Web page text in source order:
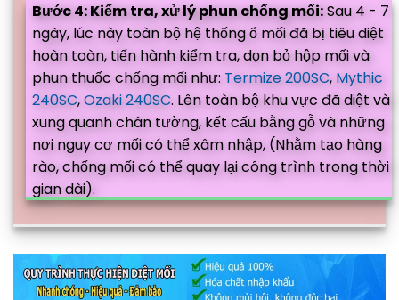
Bước 4: Kiểm tra, xử lý phun chống mối:Sau 4 - 7
ngày, lúc này toàn bộ hệ thống ổ mối đã bị tiêu diệt
hoàn toàn, tiến hành kiểm tra, dọn bỏ hộp mối và
phun thuốc chống mối như: Termize 200SC, Mythic
240SC,Ozaki 240SC. Lên toàn bộ khu vực đã diệt và
xung quanh chân tường, kết cấu bằng gỗ và những
nơi nguy cơ mối có thể xâm nhập, (Nhằm tạo hàng
rào, chống mối có thể quay lại công trình trong thời
gian dài).